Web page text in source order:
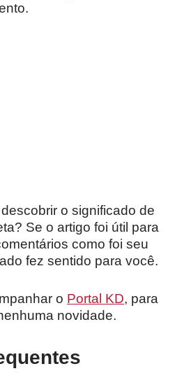
o significado de
Se o artigo foi útil para
como foi seu
fez sentido para você.
o Portal KD, para
novidade.